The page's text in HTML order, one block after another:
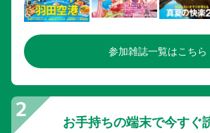
参加雑誌一覧はこちら
お手持ちの端末で今すぐ